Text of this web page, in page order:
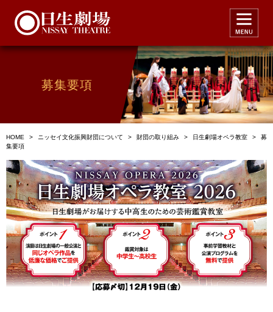
募集要項
HOME > ニッセイ文化振興財団について > 財団の取り組み > 日生劇場オペラ教室 >
募
集要項